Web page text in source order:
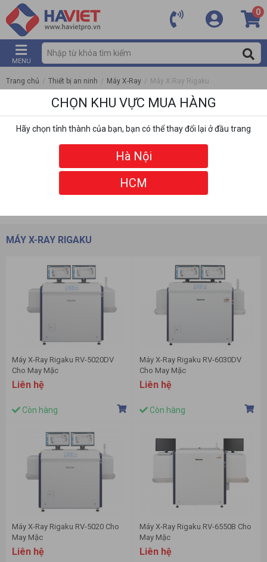
0
MENU
Trang chủ / Thiết bị an ninh / Máy X-Ray / Máy X-Ray Rigaku
MÁY X-RAY RIGAKU
Máy X-Ray Rigaku RV-5020DV
Cho May Mặc
Liên hệ
Còn hàng
Máy X-Ray Rigaku RV-6030DV
Cho May Mặc
Liên hệ
Còn hàng
Máy X-Ray Rigaku RV-5020 Cho
May Mặc
Liên hệ
Máy X-Ray Rigaku RV-6550B Cho
May Mặc
Liên hệ
CHỌN KHU VỰC MUA HÀNG
Hãy chọn tỉnh thành của bạn, bạn có thể thay đổi lại ở đầu trang
Hà Nội
HCM